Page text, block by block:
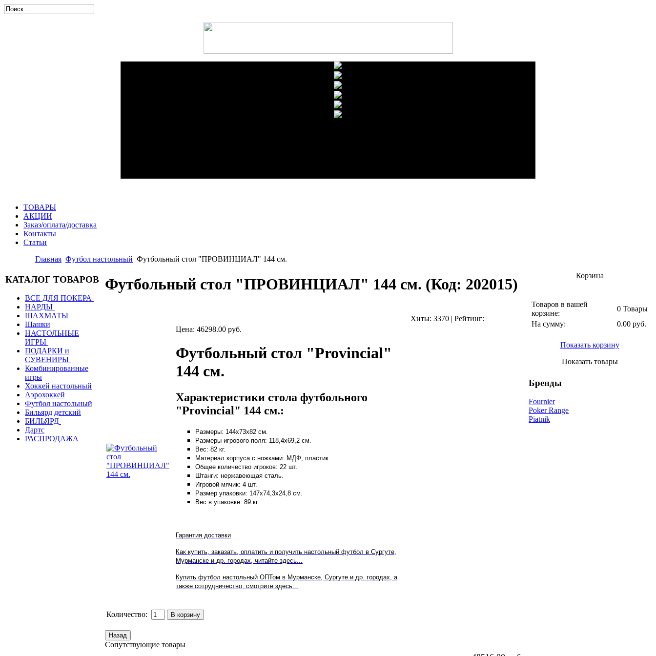
ТОВАРЫ
АКЦИИ
Заказ/оплата/доставка
Контакты
Статьи
Главная Футбол настольный Футбольный стол "ПРОВИНЦИАЛ" 144 см.
КАТАЛОГ ТОВАРОВ
ВСЕ ДЛЯ ПОКЕРА
НАРДЫ
ШАХМАТЫ
Шашки
НАСТОЛЬНЫЕ
ИГРЫ
ПОДАРКИ и
СУВЕНИРЫ
Комбинированные
игры
Хоккей настольный
Аэрохоккей
Футбол настольный
Бильярд детский
БИЛЬЯРД
Дартс
РАСПРОДАЖА
Футбольный стол "ПРОВИНЦИАЛ" 144 см. (Код: 202015)
Хиты: 3370 | Рейтинг:
Цена: 46298.00 руб.
Футбольный стол "Provincial"
144 см.
Характеристики стола футбольного
"Provincial" 144 см.:
Размеры: 144x73x82 см.
Размеры игрового поля: 118,4х69,2 см.
Вес: 82 кг.
Материал корпуса с ножками: МДФ, пластик.
Общее количество игроков: 22 шт.
Штанги: нержавеющая сталь.
Игровой мячик: 4 шт.
Размер упаковки: 147х74,3х24,8 см.
Вес в упаковке: 89 кг.
Гарантия доставки
Как купить, заказать, оплатить и получить настольный футбол в Сургуте,
Мурманске и др. городах, читайте здесь...
Купить футбол настольный ОПТом в Мурманске, Сургуте и др. городах, а
также сотрудничество, смотрите здесь...
Количество:
Сопутствующие товары
Корзина
Товаров в вашей
корзине:
0 Товары
На сумму:
0.00 руб.
Показать корзину
Показать товары
Бренды
Fournier
Poker Range
Piatnik